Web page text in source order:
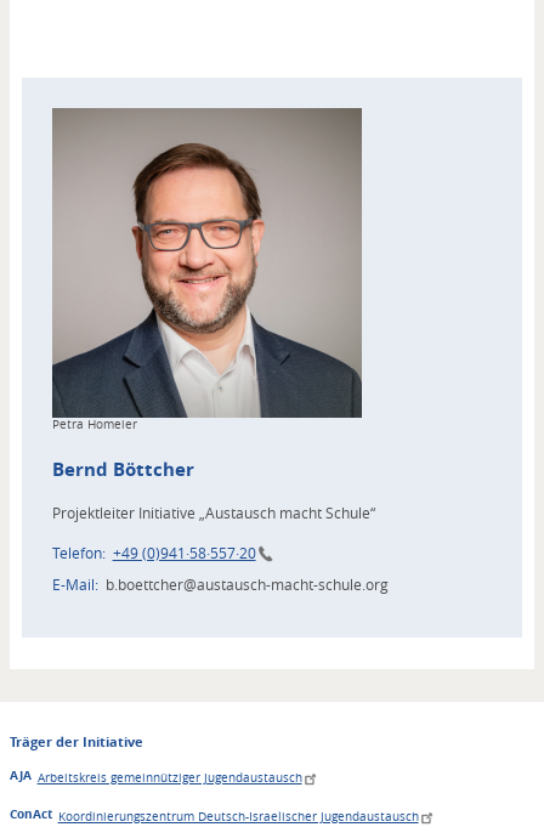
Copyright
Petra Homeier
Bernd Böttcher
Projektleiter Initiative „Austausch macht Schule“
Telefon +49 (0)941·58·557·20
E-Mail
b.boettcher@austausch-macht-schule.org
Träger der Initiative
AJA Arbeitskreis gemeinnütziger Jugendaustausch
ConAct Koordinierungszentrum Deutsch-Israelischer Jugendaustausch